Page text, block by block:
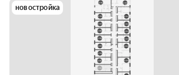
новостройка